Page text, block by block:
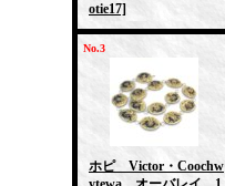
otie17]
No.3
ホピ Victor・Coochw